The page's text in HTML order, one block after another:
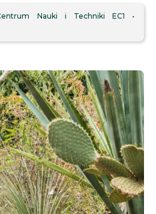
Nauki i Techniki EC1